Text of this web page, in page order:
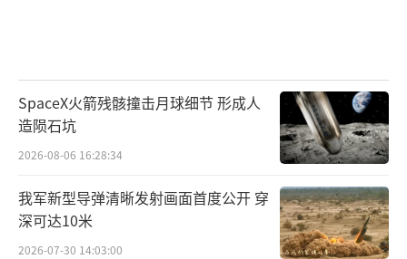
SpaceX火箭残骸撞击月球细节 形成人
造陨石坑
2026-08-06 16:28:34
我军新型导弹清晰发射画面首度公开 穿
深可达10米
2026-07-30 14:03:00